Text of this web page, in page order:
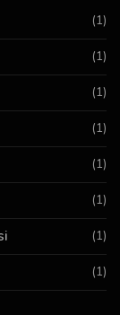
(1)
(1)
(1)
(1)
(1)
(1)
(1)
(1)